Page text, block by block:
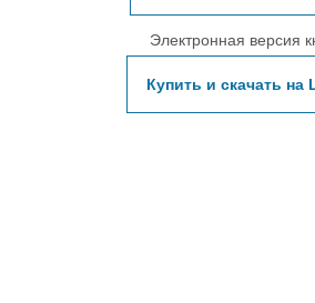
Электронная версия
Купить и скачать на